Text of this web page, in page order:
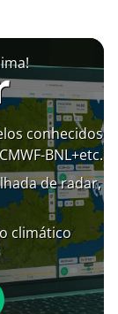
conhecidos
BNL+etc.
de radar,
climático